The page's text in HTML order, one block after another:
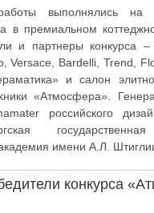
выполнялись на
в премиальном
и партнеры конкурса
Versace, Bardelli, Trend,
и салон
«Атмосфера».
российского
имени А.Л.
конкурса